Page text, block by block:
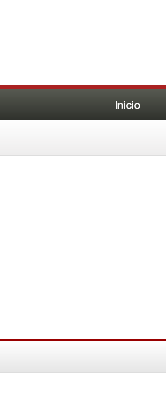
Inicio